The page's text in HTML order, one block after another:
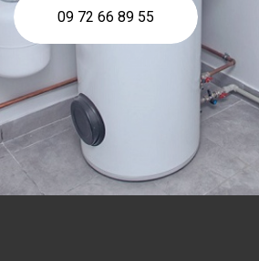
09 72 66 89 55